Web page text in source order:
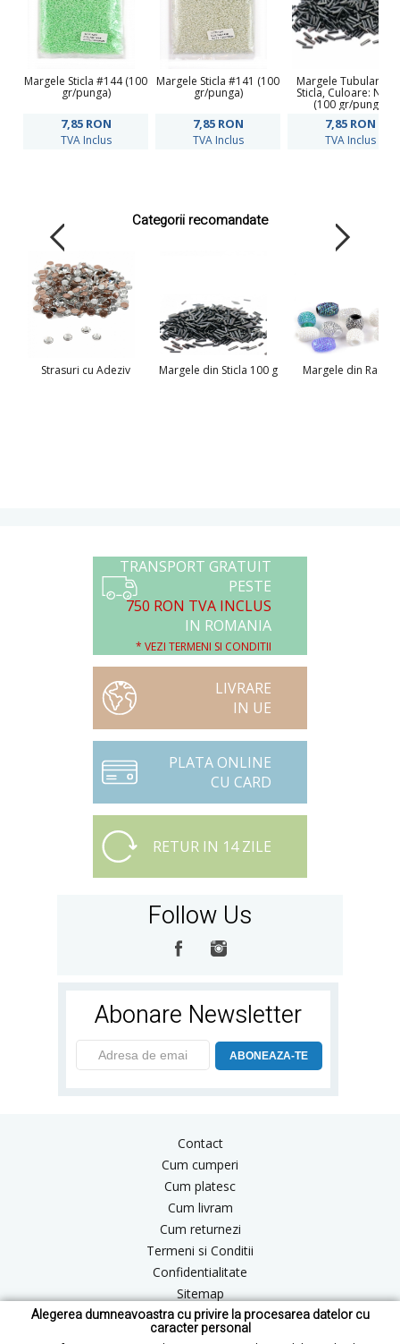
Alegerea dumneavoastra cu privire la procesarea datelor cu
caracter personal
Margele Sticla #144 (100
gr/punga)
7,85 RON
TVA Inclus
Margele Sticla #141 (100
gr/punga)
7,85 RON
TVA Inclus
Margele Tubulare
Sticla, Culoare:
(100 gr/punga)
7,85 RON
TVA Inclus
Categorii recomandate
Strasuri cu Adeziv Margele din Sticla 100 g Margele din Rasina
TRANSPORT GRATUIT
PESTE
750 RON TVA INCLUS
IN ROMANIA
* VEZI TERMENI SI CONDITII
LIVRARE
IN UE
PLATA ONLINE
CU CARD
RETUR IN 14 ZILE
Follow Us
Abonare Newsletter
ABONEAZA-TE
Contact
Cum cumperi
Cum platesc
Cum livram
Cum returnezi
Termeni si Conditii
Confidentialitate
Sitemap
Blog
ANPC